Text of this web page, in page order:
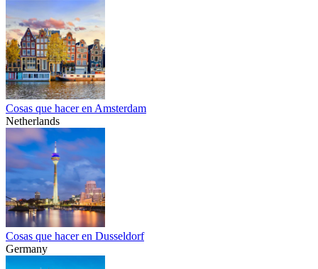
Cosas que hacer en Amsterdam
Netherlands
Cosas que hacer en Dusseldorf
Germany